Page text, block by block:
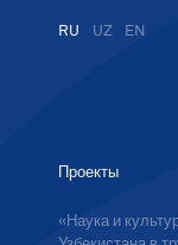
RU UZ EN
Проекты
«Наука и